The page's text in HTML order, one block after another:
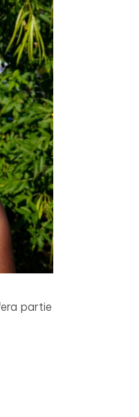
partie